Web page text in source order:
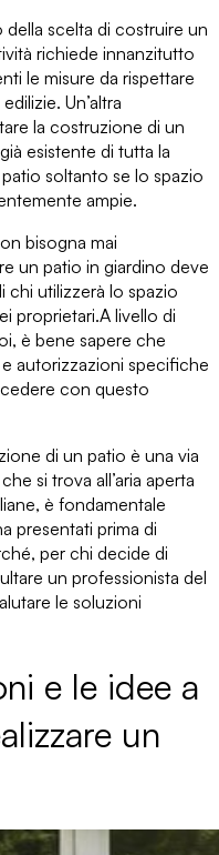
della scelta di costruire un
richiede innanzitutto
le misure da rispettare
Un’altra
la costruzione di un
esistente di tutta la
soltanto se lo spazio
ampie.
bisogna mai
un patio in giardino deve
chi utilizzerà lo spazio
proprietari.A livello di
è bene sapere che
autorizzazioni specifiche
con questo
di un patio è una via
si trova all’aria aperta
è fondamentale
presentati prima di
per chi decide di
un professionista del
le soluzioni
e le idee a
un